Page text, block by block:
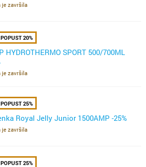
je završila
POPUST 20%
HYDROTHERMO SPORT 500/700ML
je završila
POPUST 25%
Royal Jelly Junior 1500AMP -25%
je završila
POPUST 25%